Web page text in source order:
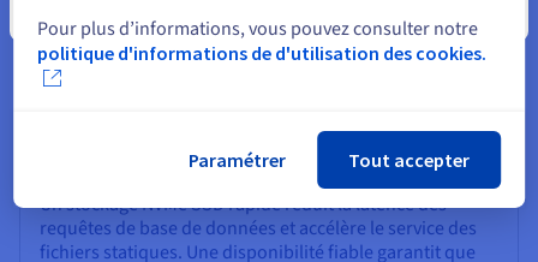
Performances stables et infrastructure
fiable
Les plans VPS d'OVHcloud fournissent les ressources de
calcul nécessaires pour les applications Django gérant
des requêtes concurrentes et des tâches en arrière-plan.
Un stockage NVMe SSD rapide réduit la latence des
requêtes de base de données et accélère le service des
fichiers statiques. Une disponibilité fiable garantit que
Pour plus d’informations, vous pouvez consulter notre
politique d'informations de d'utilisation des cookies.
Paramétrer Tout accepter